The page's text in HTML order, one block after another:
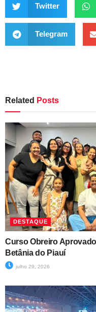
Twitter
Telegram
Related Posts
DESTAQUE
Curso Obreiro
Betânia do Piauí
julho 29, 2026